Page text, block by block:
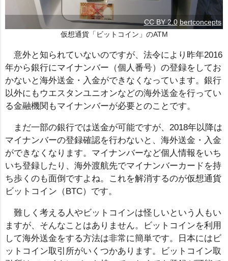
CC BY 2.0 bertconcepts
仮想通貨「ビットコイン」のATM
意外と知られていないのですが、法令により昨年2016
年から銀行にマイナンバー（個人番号）の登録をしてお
かないと海外送金・入金ができなくなっています。銀行
以外にもウエスタンユニオンなどの海外送金を行ってい
る金融機関もマイナンバーが必要とのことです。
まだ一部の銀行では送金が可能ですが、2018年以降は
マイナンバーの登録確認を行わないと、海外送金・入金
ができなくなります。マイナンバーなど個人情報をいち
いち登録したり、海外渡航先でマイナンバーカードを持
ち歩くのも面倒ですよね。これを解消するのが仮想通貨
ビットコイン（BTC）です。
難しく考える人やビットコインは怪しいという人もい
ますが、そんなことはありません。ビットコインを利用
して海外送金をする方法は非常に簡単です。日本にはビ
ットコイン取引所がいくつかあります。ビットコイン取